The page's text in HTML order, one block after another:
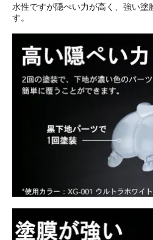
水性ですが隠ぺい力が高く、強い塗
す。